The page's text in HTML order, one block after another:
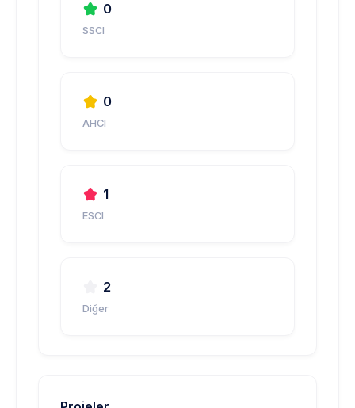
0
SSCI
0
AHCI
1
ESCI
2
Diğer